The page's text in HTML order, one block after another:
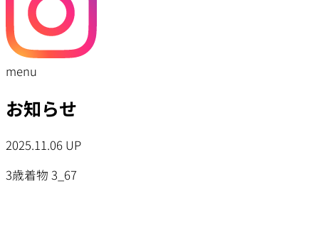
menu
お知らせ
2025.11.06 UP
3歳着物 3_67